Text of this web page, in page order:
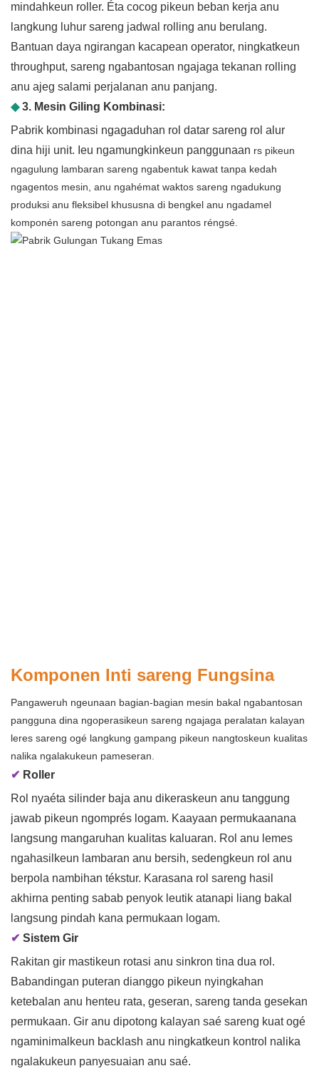
mindahkeun roller. Éta cocog pikeun beban kerja anu
langkung luhur sareng jadwal rolling anu berulang.
Bantuan daya ngirangan kacapean operator, ningkatkeun
throughput, sareng ngabantosan ngajaga tekanan rolling
anu ajeg salami perjalanan anu panjang.
◆3. Mesin Giling Kombinasi:
Pabrik kombinasi ngagaduhan rol datar sareng rol alur
dina hiji unit. Ieu ngamungkinkeun panggunaan rs pikeun
ngagulung lambaran sareng ngabentuk kawat tanpa kedah
ngagentos mesin, anu ngahémat waktos sareng ngadukung
produksi anu fleksibel khususna di bengkel anu ngadamel
komponén sareng potongan anu parantos réngsé.
Komponen Inti sareng Fungsina
Pangaweruh ngeunaan bagian-bagian mesin bakal ngabantosan
pangguna dina ngoperasikeun sareng ngajaga peralatan kalayan
leres sareng ogé langkung gampang pikeun nangtoskeun kualitas
nalika ngalakukeun pameseran.
✔ Roller
Rol nyaéta silinder baja anu dikeraskeun anu tanggung
jawab pikeun ngomprés logam. Kaayaan permukaanana
langsung mangaruhan kualitas kaluaran. Rol anu lemes
ngahasilkeun lambaran anu bersih, sedengkeun rol anu
berpola nambihan tékstur. Karasana rol sareng hasil
akhirna penting sabab penyok leutik atanapi liang bakal
langsung pindah kana permukaan logam.
✔ Sistem Gir
Rakitan gir mastikeun rotasi anu sinkron tina dua rol.
Babandingan puteran dianggo pikeun nyingkahan
ketebalan anu henteu rata, geseran, sareng tanda gesekan
permukaan. Gir anu dipotong kalayan saé sareng kuat ogé
ngaminimalkeun backlash anu ningkatkeun kontrol nalika
ngalakukeun panyesuaian anu saé.